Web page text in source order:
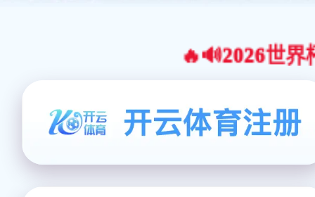
🔥🔊2026世界杯官网